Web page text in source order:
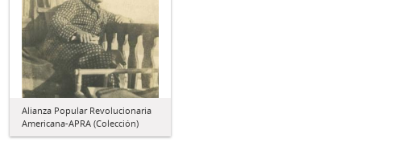
Alianza Popular Revolucionaria
Americana-APRA (Colección)